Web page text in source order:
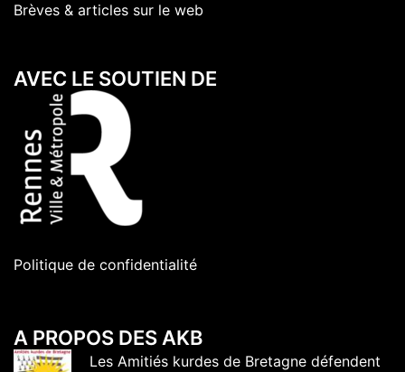
Brèves & articles sur le web
AVEC LE SOUTIEN DE
Politique de confidentialité
A PROPOS DES AKB
Les Amitiés kurdes de Bretagne défendent